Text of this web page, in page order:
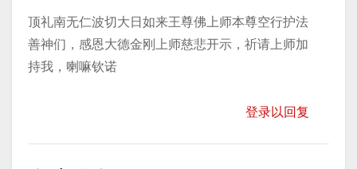
顶礼南无仁波切大日如来王尊佛上师本尊空行护法
善神们，感恩大德金刚上师慈悲开示，祈请上师加
持我，喇嘛钦诺
登录以回复